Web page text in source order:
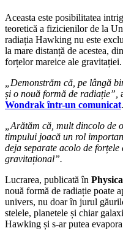
Aceasta este posibilitatea
teoretică a fizicienilor de la
radiația Hawking nu este
la mare distanță de acestea,
forțelor mareice ale gravitației.
„Demonstrăm că, pe lângă
și o nouă formă de radiație”,
Wondrak într-un comunicat.
„Arătăm că, mult dincolo
timpului joacă un rol
deja separate acolo de
gravitațional”.
Lucrarea, publicată în
nouă formă de radiație poate
univers, nu doar în jurul
stelele, planetele și chiar
Hawking și s-ar putea